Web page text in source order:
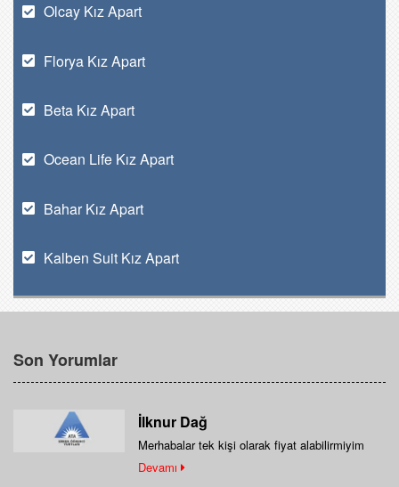
Olcay Kız Apart
Florya Kız Apart
Beta Kız Apart
Ocean Life Kız Apart
Bahar Kız Apart
Kalben Suit Kız Apart
Son Yorumlar
İlknur Dağ
Merhabalar tek kişi olarak fiyat alabilirmiyim
Devamı